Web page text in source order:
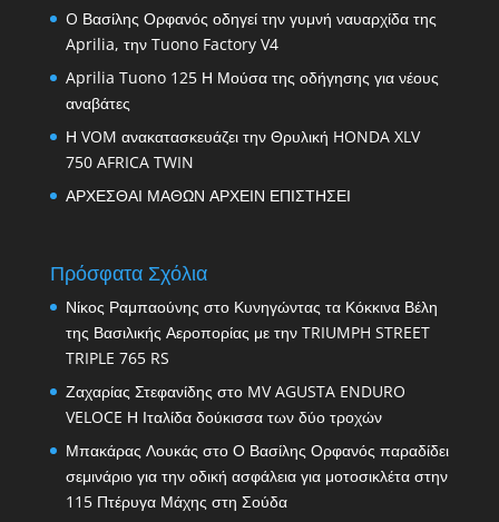
O Βασίλης Ορφανός οδηγεί την γυμνή ναυαρχίδα της
Aprilia, την Tuono Factory V4
Aprilia Tuono 125 Η Μούσα της οδήγησης για νέους
αναβάτες
Η VOM ανακατασκευάζει την Θρυλική HONDA XLV
750 AFRICA TWIN
ΑΡΧΕΣΘΑΙ ΜΑΘΩΝ ΑΡΧΕΙΝ ΕΠΙΣΤΗΣΕΙ
Πρόσφατα Σχόλια
Νίκος Ραμπαούνης στο Κυνηγώντας τα Κόκκινα Βέλη
της Βασιλικής Αεροπορίας με την TRIUMPH STREET
TRIPLE 765 RS
Ζαχαρίας Στεφανίδης στο MV AGUSTA ENDURO
VELOCE Η Ιταλίδα δούκισσα των δύο τροχών
Μπακάρας Λουκάς στο Ο Βασίλης Ορφανός παραδίδει
σεμινάριο για την οδική ασφάλεια για μοτοσικλέτα στην
115 Πτέρυγα Μάχης στη Σούδα